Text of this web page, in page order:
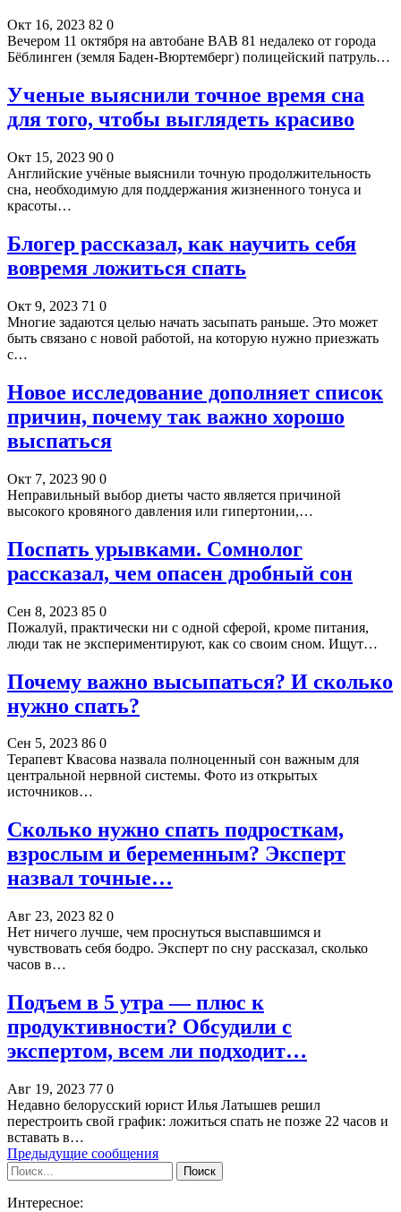
Окт 16, 2023 82 0
Вечером 11 октября на автобане BAB 81 недалеко от города
Бёблинген (земля Баден-Вюртемберг) полицейский патруль…
Ученые выяснили точное время сна
для того, чтобы выглядеть красиво
Окт 15, 2023 90 0
Английские учёные выяснили точную продолжительность
сна, необходимую для поддержания жизненного тонуса и
красоты…
Блогер рассказал, как научить себя
вовремя ложиться спать
Окт 9, 2023 71 0
Многие задаются целью начать засыпать раньше. Это может
быть связано с новой работой, на которую нужно приезжать
с…
Новое исследование дополняет список
причин, почему так важно хорошо
выспаться
Окт 7, 2023 90 0
Неправильный выбор диеты часто является причиной
высокого кровяного давления или гипертонии,…
Поспать урывками. Сомнолог
рассказал, чем опасен дробный сон
Сен 8, 2023 85 0
Пожалуй, практически ни с одной сферой, кроме питания,
люди так не экспериментируют, как со своим сном. Ищут…
Почему важно высыпаться? И сколько
нужно спать?
Сен 5, 2023 86 0
Терапевт Квасова назвала полноценный сон важным для
центральной нервной системы. Фото из открытых
источников…
Сколько нужно спать подросткам,
взрослым и беременным? Эксперт
назвал точные…
Авг 23, 2023 82 0
Нет ничего лучше, чем проснуться выспавшимся и
чувствовать себя бодро. Эксперт по сну рассказал, сколько
часов в…
Подъем в 5 утра — плюс к
продуктивности? Обсудили с
экспертом, всем ли подходит…
Авг 19, 2023 77 0
Недавно белорусский юрист Илья Латышев решил
перестроить свой график: ложиться спать не позже 22 часов и
вставать в…
Предыдущие сообщения
Интересное: